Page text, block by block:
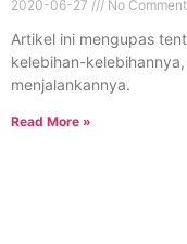
2020-06-27 No
Artikel ini mengupas
kelebihan-
menjalankannya.
Read More »